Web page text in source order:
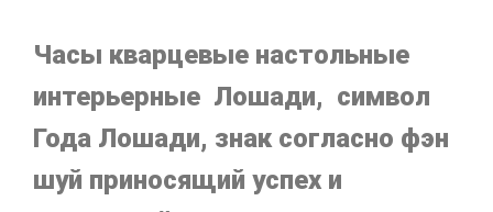
17х6х16
Часы кварцевые настольные
интерьерные Лошади, символ
Года Лошади, знак согласно фэн
шуй приносящий успех и